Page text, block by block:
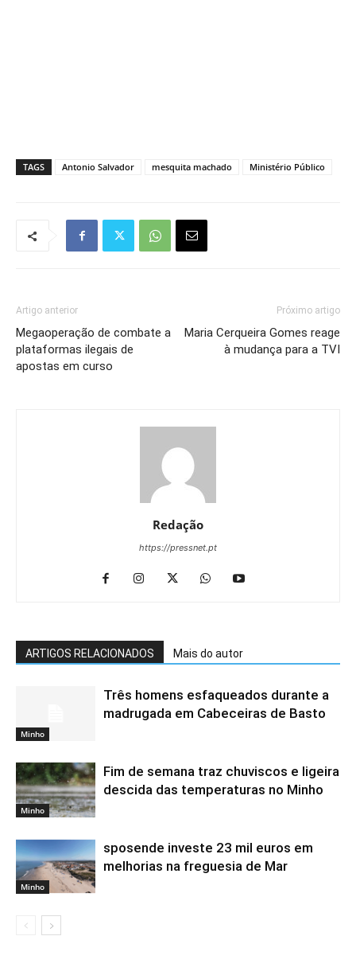
TAGS Antonio Salvador mesquita machado Ministério Público
Artigo anterior
Megaoperação de combate a
plataformas ilegais de
apostas em curso
Próximo artigo
Maria Cerqueira Gomes reage
à mudança para a TVI
Redação
https://pressnet.pt
ARTIGOS RELACIONADOS Mais do autor
Minho
Três homens esfaqueados durante a
madrugada em Cabeceiras de Basto
Minho
Fim de semana traz chuviscos e ligeira
descida das temperaturas no Minho
Minho
sposende investe 23 mil euros em
melhorias na freguesia de Mar